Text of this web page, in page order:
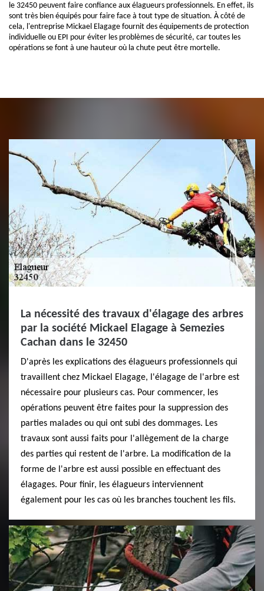
le 32450 peuvent faire confiance aux élagueurs professionnels. En effet, ils
sont très bien équipés pour faire face à tout type de situation. À côté de
cela, l'entreprise Mickael Elagage fournit des équipements de protection
individuelle ou EPI pour éviter les problèmes de sécurité, car toutes les
opérations se font à une hauteur où la chute peut être mortelle.
La nécessité des travaux d'élagage des arbres
par la société Mickael Elagage à Semezies
Cachan dans le 32450
D'après les explications des élagueurs professionnels qui
travaillent chez Mickael Elagage, l'élagage de l'arbre est
nécessaire pour plusieurs cas. Pour commencer, les
opérations peuvent être faites pour la suppression des
parties malades ou qui ont subi des dommages. Les
travaux sont aussi faits pour l'allègement de la charge
des parties qui restent de l'arbre. La modification de la
forme de l'arbre est aussi possible en effectuant des
élagages. Pour finir, les élagueurs interviennent
également pour les cas où les branches touchent les fils.